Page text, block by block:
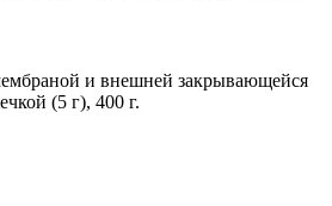
и внешней закрывающейся
(5 г), 400 г.